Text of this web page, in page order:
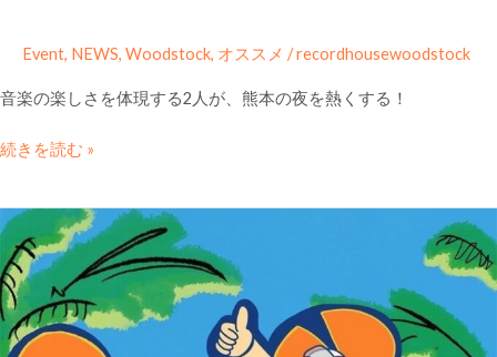
Event, NEWS, Woodstock, オススメ /recordhousewoodstock
音楽の楽しさを体現する2人が、熊本の夜を熱くする！
続きを読む »
SUPER
GOOD
GO!BACK!!JAMP!!